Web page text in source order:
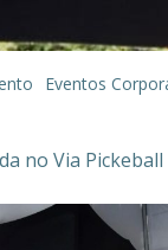
Eventos
no Via Pickeball